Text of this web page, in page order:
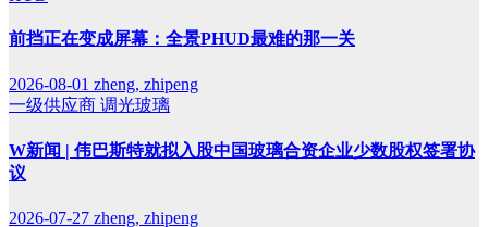
前挡正在变成屏幕：全景PHUD最难的那一关
2026-08-01 zheng, zhipeng
一级供应商 调光玻璃
W新闻 | 伟巴斯特就拟入股中国玻璃合资企业少数股权签署协
议
2026-07-27 zheng, zhipeng